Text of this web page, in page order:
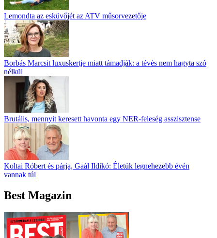
Lemondta az esküvőjét az ATV műsorvezetője
Borbás Marcsit luxuskertje miatt támadják: a tévés nem hagyta szó
nélkül
Brutális, mennyit keresett havonta egy NER-feleség asszisztense
Koltai Róbert és párja, Gaál Ildikó: Életük legnehezebb évén
vannak túl
Best Magazin